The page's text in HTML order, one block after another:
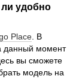
ли удобно
Place . В
данный момент
вы сможете
модель на